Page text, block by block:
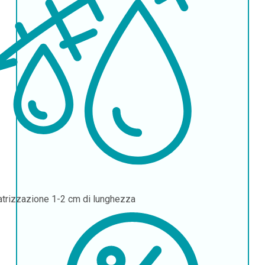
1-2 cm di lunghezza